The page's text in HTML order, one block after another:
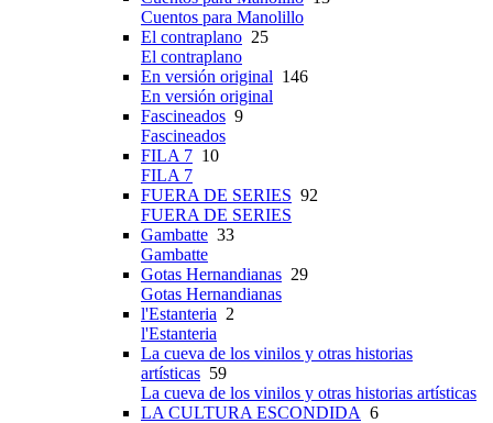
Cuentos para Manolillo
El contraplano 25
El contraplano
En versión original 146
En versión original
Fascineados 9
Fascineados
FILA 7 10
FILA 7
FUERA DE SERIES 92
FUERA DE SERIES
Gambatte 33
Gambatte
Gotas Hernandianas 29
Gotas Hernandianas
l'Estanteria 2
l'Estanteria
La cueva de los vinilos y otras historias
artísticas 59
La cueva de los vinilos y otras historias artísticas
LA CULTURA ESCONDIDA 6